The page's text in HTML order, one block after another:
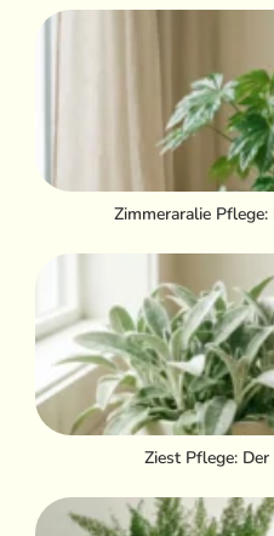
Zimmeraralie
Ziest Pflege: